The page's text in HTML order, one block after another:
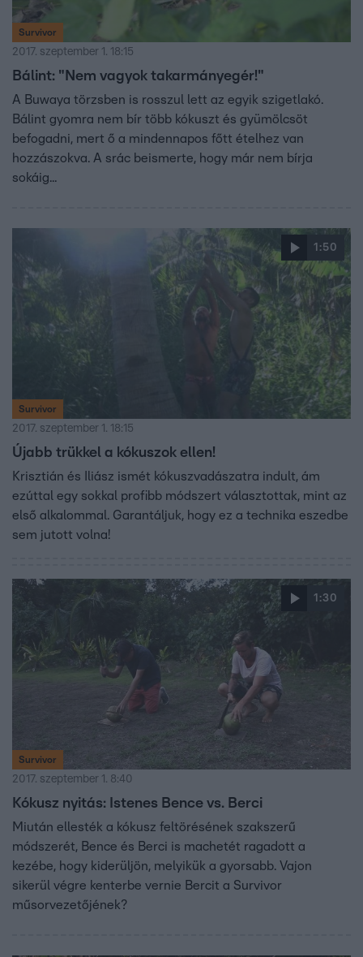
Survivor
2017. szeptember 1. 18:15
Bálint: "Nem vagyok takarmányegér!"
A Buwaya törzsben is rosszul lett az egyik szigetlakó.
Bálint gyomra nem bír több kókuszt és gyümölcsöt
befogadni, mert ő a mindennapos főtt ételhez van
hozzászokva. A srác beismerte, hogy már nem bírja
sokáig...
1:50
Survivor
2017. szeptember 1. 18:15
Újabb trükkel a kókuszok ellen!
Krisztián és Iliász ismét kókuszvadászatra indult, ám
ezúttal egy sokkal profibb módszert választottak, mint az
első alkalommal. Garantáljuk, hogy ez a technika eszedbe
sem jutott volna!
1:30
Survivor
2017. szeptember 1. 8:40
Kókusz nyitás: Istenes Bence vs. Berci
Miután ellesték a kókusz feltörésének szakszerű
módszerét, Bence és Berci is machetét ragadott a
kezébe, hogy kiderüljön, melyikük a gyorsabb. Vajon
sikerül végre kenterbe vernie Bercit a Survivor
műsorvezetőjének?